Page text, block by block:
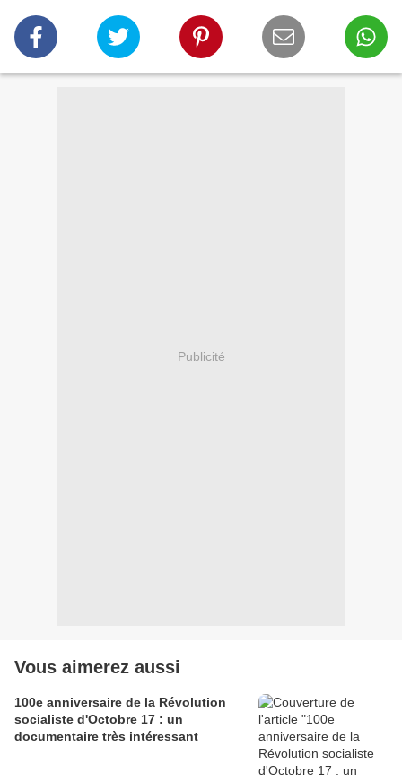
Publicité
Vous aimerez aussi
100e anniversaire de la Révolution
socialiste d'Octobre 17 : un
documentaire très intéressant